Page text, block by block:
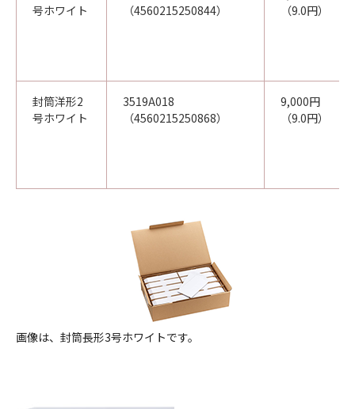
号ホワイト
（4560215250844）
（9.0円）
封筒洋形2
号ホワイト
3519A018
（4560215250868）
9,000円
（9.0円）
画像は、封筒長形3号ホワイトです。